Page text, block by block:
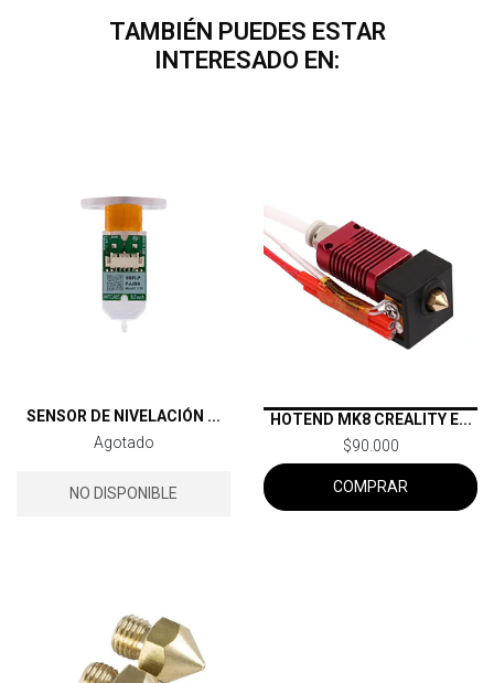
TAMBIÉN PUEDES ESTAR
INTERESADO EN:
SENSOR DE NIVELACIÓN ...
Agotado
NO DISPONIBLE
HOTEND MK8 CREALITY E...
$90.000
COMPRAR